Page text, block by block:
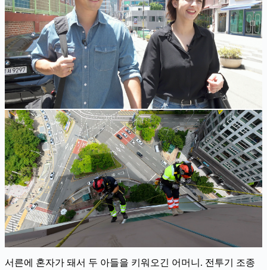
서른에 혼자가 돼서 두 아들을 키워오긴 어머니. 전투기 조종